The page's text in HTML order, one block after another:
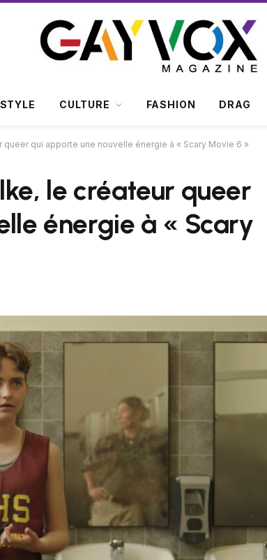
CULTURE FASHION DRAG
qui apporte une nouvelle énergie à « Scary Movie 6 »
le créateur queer
énergie à « Scary